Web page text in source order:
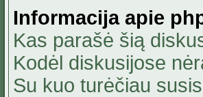
Informacija apie
Kas parašė šią
Kodėl diskusijose
Su kuo turėčiau